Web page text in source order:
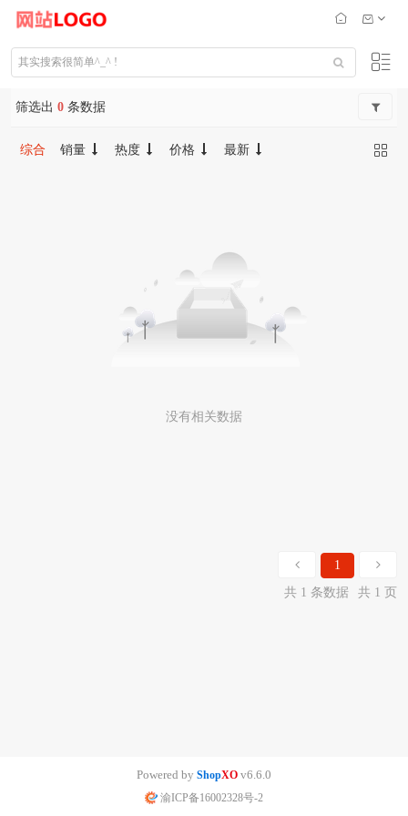
筛选出 0 条数据
综合 销量 热度 价格 最新
没有相关数据
1
共 1 条数据
共 1 页
Powered by ShopXO v6.6.0
渝ICP备16002328号-2